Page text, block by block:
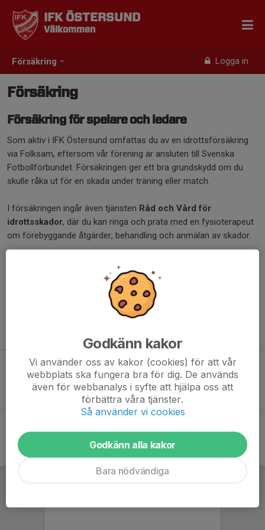
Försäkring Logga in
IFK ÖSTERSUND
Välkommen
Försäkring
Försäkring för spelare och ledare
Som aktiv i IFK Östersund omfattas du av en idrottsförsäkring
via Folksam, eftersom vår förening är ansluten till Svenska
Fotbollförbundet. Försäkringen ger ett bra grundskydd om du
skulle råka ut för en skada under träning eller match.
I försäkringen ingår även tjänsten Råd och Vård för
idrottsskador, där du kan ringa och prata med en fysioterapeut
om förebyggande åtgärder, behandling och anmälan av skador.
behov kan du få vidare hjälp, exempelvis besök hos
fysioterapeut eller läkare. Försäkringen omfattar
fysioterapeut och ett besök hos läkare
Läs mer om idrottsförsäkringen här
Länk till Folksam
Godkänn kakor
Vi använder oss av kakor (cookies) för att vår
webbplats ska fungera bra för dig. De används
även för webbanalys i syfte att hjälpa oss att
förbättra våra tjänster.
Så använder vi cookies
Godkänn alla kakor
Bara nödvändiga